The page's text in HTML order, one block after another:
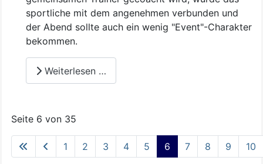
sportliche mit dem angenehmen verbunden und
der Abend sollte auch ein wenig "Event"-Charakter
bekommen.
Weiterlesen …
Seite 6 von 35
1 2 3 4 5 6 7 8 9 10